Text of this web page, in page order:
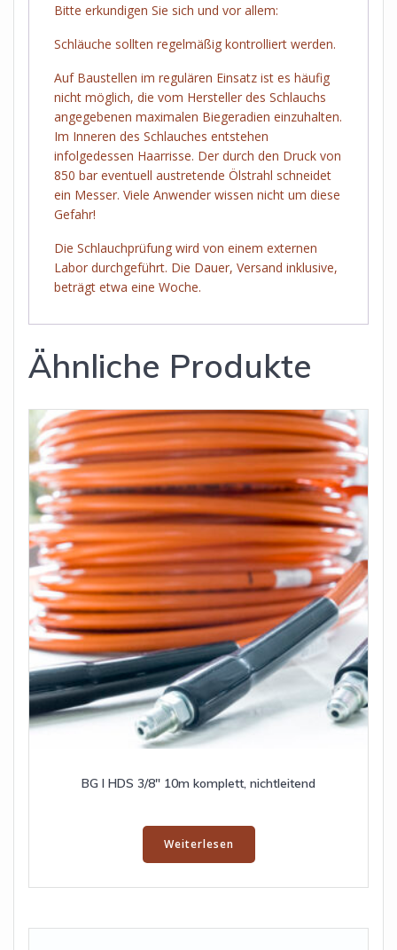
Bitte erkundigen Sie sich und vor allem:
Schläuche sollten regelmäßig kontrolliert werden.
Auf Baustellen im regulären Einsatz ist es häufig
nicht möglich, die vom Hersteller des Schlauchs
angegebenen maximalen Biegeradien einzuhalten.
Im Inneren des Schlauches entstehen
infolgedessen Haarrisse. Der durch den Druck von
850 bar eventuell austretende Ölstrahl schneidet
ein Messer. Viele Anwender wissen nicht um diese
Gefahr!
Die Schlauchprüfung wird von einem externen
Labor durchgeführt. Die Dauer, Versand inklusive,
beträgt etwa eine Woche.
Ähnliche Produkte
BG I HDS 3/8″ 10m komplett, nichtleitend
Weiterlesen